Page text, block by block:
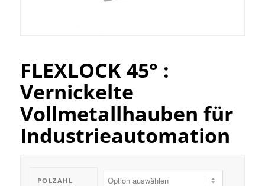
FLEXLOCK 45° :
Vernickelte
Vollmetallhauben für
Industrieautomation
POLZAHL